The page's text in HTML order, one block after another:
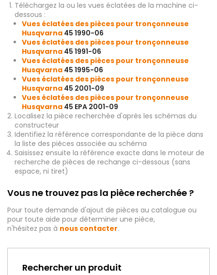
Téléchargez la ou les vues éclatées de la machine ci-
dessous :
Vues éclatées des pièces pour tronçonneuse
Husqvarna 45 1990-06
Vues éclatées des pièces pour tronçonneuse
Husqvarna 45 1991-06
Vues éclatées des pièces pour tronçonneuse
Husqvarna 45 1995-06
Vues éclatées des pièces pour tronçonneuse
Husqvarna 45 2001-09
Vues éclatées des pièces pour tronçonneuse
Husqvarna 45 EPA 2001-09
Localisez la pièce recherchée d'après les schémas du
constructeur
Identifiez la référence correspondante de la pièce dans
la liste des pièces associée au schéma
Saisissez ensuite la référence exacte dans le moteur de
recherche de pièces de rechange ci-dessous (sans
espace, ni tiret)
Vous ne trouvez pas la pièce recherchée ?
Pour toute demande d'ajout de pièces au catalogue ou
pour toute aide pour déterminer une pièce,
n'hésitez pas à nous contacter.
Rechercher un produit